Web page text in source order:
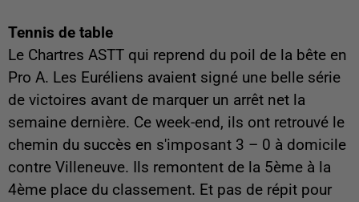
Tennis de table
Le Chartres ASTT qui reprend du poil de la bête en
Pro A. Les Euréliens avaient signé une belle série
de victoires avant de marquer un arrêt net la
semaine dernière. Ce week-end, ils ont retrouvé le
chemin du succès en s'imposant 3 – 0 à domicile
contre Villeneuve. Ils remontent de la 5ème à la
4ème place du classement. Et pas de répit pour